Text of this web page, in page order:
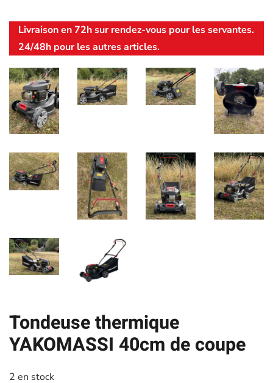
Livraison en 72h sur rendez-vous pour les servantes.
24/48h pour les autres articles.
Tondeuse thermique
YAKOMASSI 40cm de coupe
2 en stock